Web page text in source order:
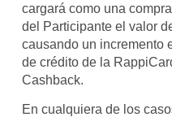
cargará como una
del Participante el valor
causando un incremento
de crédito de la
Cashback.
En cualquiera de los